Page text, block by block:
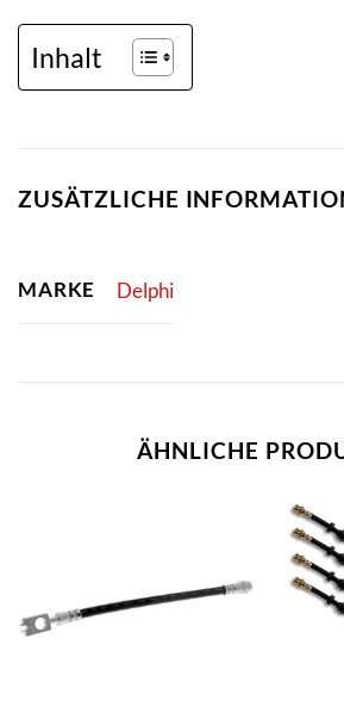
Inhalt
ZUSÄTZLICHE
MARKE Delphi
ÄHNLICHE